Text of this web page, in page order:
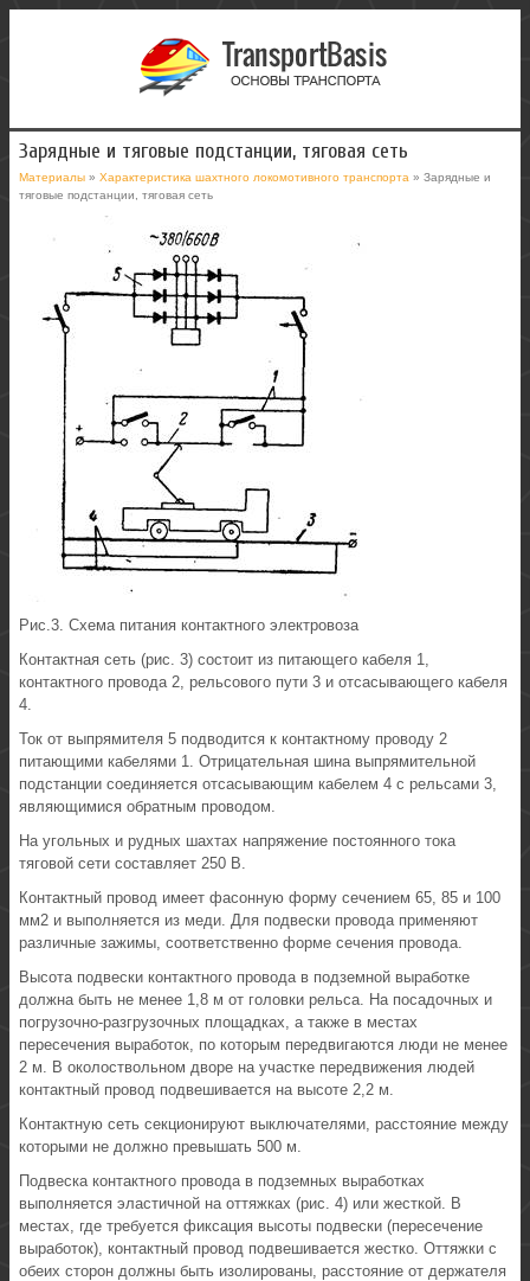
Зарядные и тяговые подстанции, тяговая сеть
Материалы » Характеристика шахтного локомотивного транспорта » Зарядные и
тяговые подстанции, тяговая сеть
Рис.3. Схема питания контактного электровоза
Контактная сеть (рис. 3) состоит из питающего кабеля 1,
контактного провода 2, рельсового пути 3 и отсасывающего кабеля
4.
Ток от выпрямителя 5 подводится к контактному проводу 2
питающими кабелями 1. Отрицательная шина выпрямительной
подстанции соединяется отсасывающим кабелем 4 с рельсами 3,
являющимися обратным проводом.
На угольных и рудных шахтах напряжение постоянного тока
тяговой сети составляет 250 В.
Контактный провод имеет фасонную форму сечением 65, 85 и 100
мм2 и выполняется из меди. Для подвески провода применяют
различные зажимы, соответственно форме сечения провода.
Высота подвески контактного провода в подземной выработке
должна быть не менее 1,8 м от головки рельса. На посадочных и
погрузочно-разгрузочных площадках, а также в местах
пересечения выработок, по которым передвигаются люди не менее
2 м. В околоствольном дворе на участке передвижения людей
контактный провод подвешивается на высоте 2,2 м.
Контактную сеть секционируют выключателями, расстояние между
которыми не должно превышать 500 м.
Подвеска контактного провода в подземных выработках
выполняется эластичной на оттяжках (рис. 4) или жесткой. В
местах, где требуется фиксация высоты подвески (пересечение
выработок), контактный провод подвешивается жестко. Оттяжки с
обеих сторон должны быть изолированы, расстояние от держателя